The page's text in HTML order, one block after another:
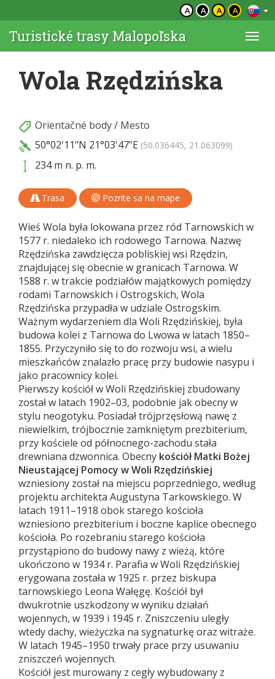
A A A A
Turistické trasy Malopoľska
Wola Rzędzińska
Orientačné body/ Mesto
50°02'11"N 21°03'47"E (50.036445, 21.063099)
234 m n. p. m.
Trasa Pozrite sa na mape
Wieś Wola była lokowana przez ród Tarnowskich w
1577 r. niedaleko ich rodowego Tarnowa. Nazwę
Rzędzińska zawdzięcza pobliskiej wsi Rzędzin,
znajdującej się obecnie w granicach Tarnowa. W
1588 r. w trakcie podziałów majątkowych pomiędzy
rodami Tarnowskich i Ostrogskich, Wola
Rzędzińska przypadła w udziale Ostrogskim.
Ważnym wydarzeniem dla Woli Rzędzińskiej, była
budowa kolei z Tarnowa do Lwowa w latach 1850–
1855. Przyczyniło się to do rozwoju wsi, a wielu
mieszkańców znalazło pracę przy budowie nasypu i
jako pracownicy kolei.
Pierwszy kościół w Woli Rzędzińskiej zbudowany
został w latach 1902–03, podobnie jak obecny w
stylu neogotyku. Posiadał trójprzęsłową nawę z
niewielkim, trójbocznie zamkniętym prezbiterium,
przy kościele od północnego-zachodu stała
drewniana dzwonnica. Obecny kościół Matki Bożej
Nieustającej Pomocy w Woli Rzędzińskiej
wzniesiony został na miejscu poprzedniego, według
projektu architekta Augustyna Tarkowskiego. W
latach 1911–1918 obok starego kościoła
wzniesiono prezbiterium i boczne kaplice obecnego
kościoła. Po rozebraniu starego kościoła
przystąpiono do budowy nawy z wieżą, które
ukończono w 1934 r. Parafia w Woli Rzędzińskiej
erygowana została w 1925 r. przez biskupa
tarnowskiego Leona Wałęgę. Kościół był
dwukrotnie uszkodzony w wyniku działań
wojennych, w 1939 i 1945 r. Zniszczeniu uległy
wtedy dachy, wieżyczka na sygnaturkę oraz witraże.
W latach 1945–1950 trwały prace przy usuwaniu
zniszczeń wojennych.
Kościół jest murowany z cegły wybudowany z